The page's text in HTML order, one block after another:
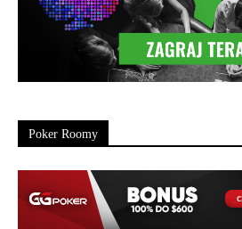
Poker Roomy